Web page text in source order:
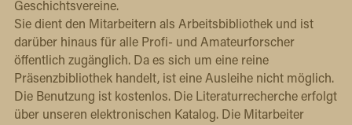
Geschichtsvereine.
Sie dient den Mitarbeitern als Arbeitsbibliothek und ist
darüber hinaus für alle Profi- und Amateurforscher
öffentlich zugänglich. Da es sich um eine reine
Präsenzbibliothek handelt, ist eine Ausleihe nicht möglich.
Die Benutzung ist kostenlos. Die Literaturrecherche erfolgt
über unseren elektronischen Katalog. Die Mitarbeiter